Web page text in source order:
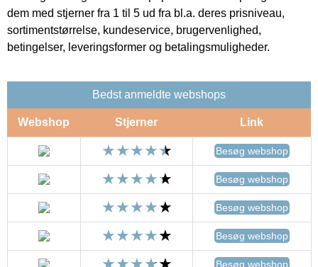
dem med stjerner fra 1 til 5 ud fra bl.a. deres prisniveau,
sortimentstørrelse, kundeservice, brugervenlighed,
betingelser, leveringsformer og betalingsmuligheder.
Bedst anmeldte webshops
Webshop Stjerner Link
Besøg webshop
Besøg webshop
Besøg webshop
Besøg webshop
Besøg webshop